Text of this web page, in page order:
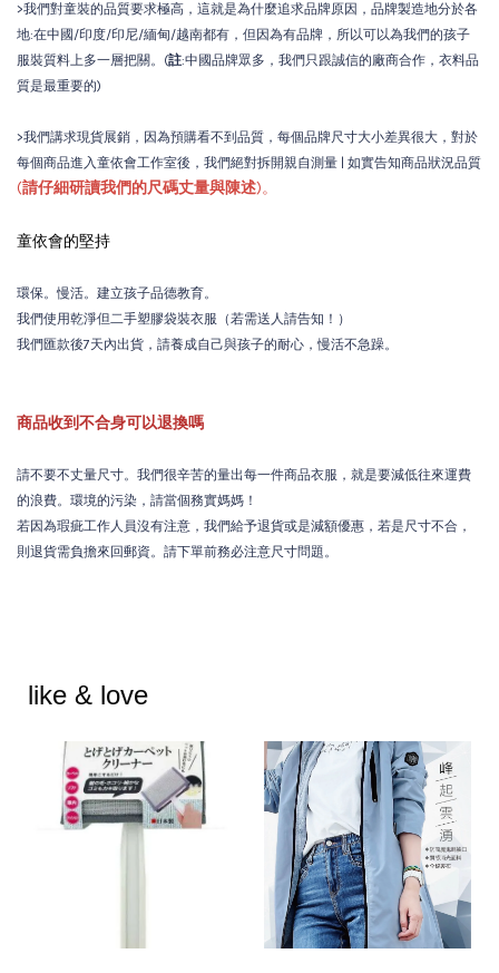
>我們對童裝的品質要求極高，這就是為什麼追求品牌原因，品牌製造地分於各
地:在中國/印度/印尼/緬甸/越南都有，但因為有品牌，所以可以為我們的孩子
服裝質料上多一層把關。(註:中國品牌眾多，我們只跟誠信的廠商合作，衣料品
質是最重要的)
>我們講求現貨展銷，因為預購看不到品質，每個品牌尺寸大小差異很大，對於
每個商品進入童依會工作室後，我們絕對拆開親自測量 | 如實告知商品狀況品質
(請仔細研讀我們的尺碼丈量與陳述)。
童依會的堅持
環保。慢活。建立孩子品德教育。
我們使用乾淨但二手塑膠袋裝衣服（若需送人請告知！）
我們匯款後7天內出貨，請養成自己與孩子的耐心，慢活不急躁。
商品收到不合身可以退換嗎
請不要不丈量尺寸。我們很辛苦的量出每一件商品衣服，就是要減低往來運費
的浪費。環境的污染，請當個務實媽媽！
若因為瑕疵工作人員沒有注意，我們給予退貨或是減額優惠，若是尺寸不合，
則退貨需負擔來回郵資。請下單前務必注意尺寸問題。
like & love